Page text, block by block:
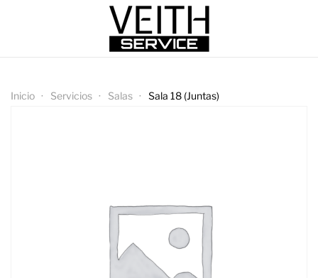
Inicio Servicios Salas Sala 18 (Juntas)